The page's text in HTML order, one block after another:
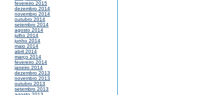
fevereiro 2015
dezembro 2014
novembro 2014
outubro 2014
setembro 2014
agosto 2014
julho 2014
junho 2014
maio 2014
abril 2014
março 2014
fevereiro 2014
janeiro 2014
dezembro 2013
novembro 2013
outubro 2013
setembro 2013